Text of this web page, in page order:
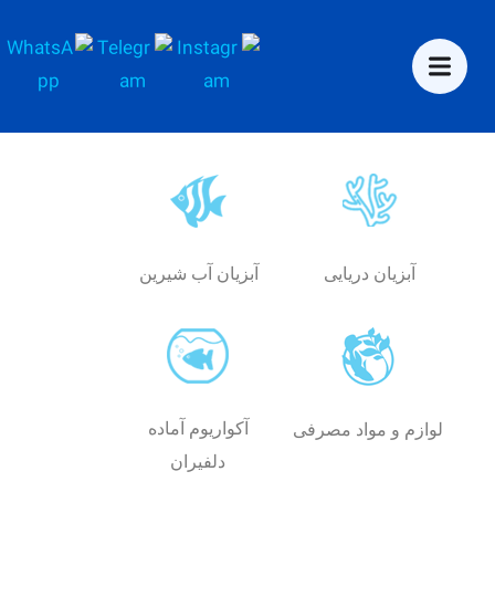
آبزیان دریایی آبزیان آب شیرین
لوازم و مواد مصرفی
آکواریوم آماده
دلفیران